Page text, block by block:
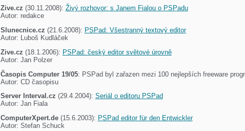
Zive.cz (30.11.2008): Živý rozhovor: s Janem Fialou o PSPadu
Autor: redakce
Slunecnice.cz (21.6.2008): PSPad: Všestranný textový editor
Autor: Luboš Kudláček
Zive.cz (18.1.2006): PSPad: český editor světové úrovně
Autor: Jan Polzer
Časopis Computer 19/05: PSPad byl zařazen mezi 100 nejlepších freeware
Autor: CD časopisu
Server Interval.cz (29.4.2004): Seriál o editoru PSPad
Autor: Jan Fiala
ComputerXpert.de(15.6.2003): PSPad editor für den Entwickler
Autor: Stefan Schuck